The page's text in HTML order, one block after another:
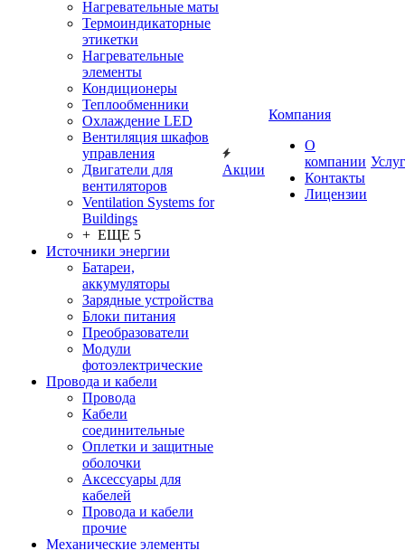
Нагревательные маты
Термоиндикаторные
этикетки
Нагревательные
элементы
Кондиционеры
Теплообменники
Охлаждение LED
Вентиляция шкафов
управления
Двигатели для
вентиляторов
Ventilation Systems for
Buildings
+ ЕЩЕ 5
Источники энергии
Батареи,
аккумуляторы
Зарядные устройства
Блоки питания
Преобразователи
Модули
фотоэлектрические
Провода и кабели
Провода
Кабели
соединительные
Оплетки и защитные
оболочки
Аксессуары для
кабелей
Провода и кабели
прочие
Механические элементы
Акции
Компания
О
компании
Контакты
Лицензии